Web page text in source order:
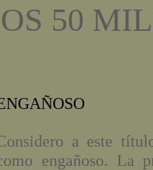
50
a este
engañoso. La